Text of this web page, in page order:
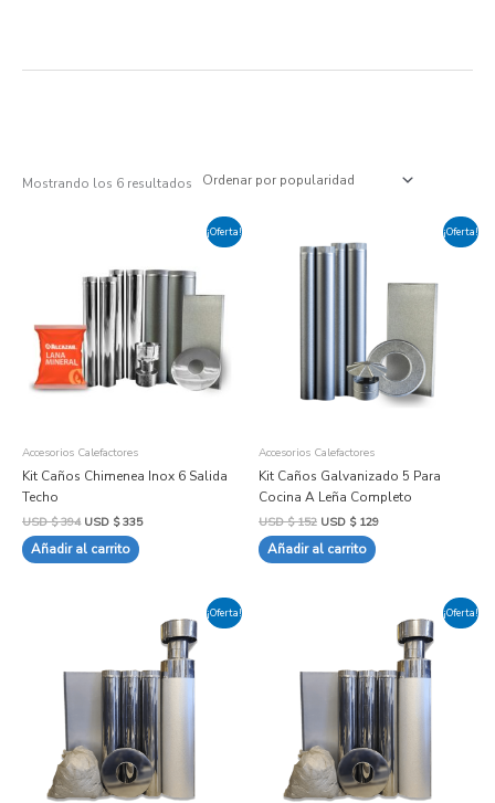
Mostrando los 6 resultados
por
¡Oferta!
Accesorios Calefactores
Kit Caños Chimenea Inox 6 Salida
Techo
USD $394
USD
USD $335
es:
USD
$ 335.
Añadir al carrito
¡Oferta!
Accesorios Calefactores
Kit Caños Galvanizado 5 Para
Cocina A Leña Completo
USD $152
precio
original
USD $129
USD
$ 129.
Añadir al carrito
¡Oferta!
USD
$ 308.
precio
actual
USD
$ 262.
¡Oferta!
USD
$ 308.
precio
actual
USD
$ 262.